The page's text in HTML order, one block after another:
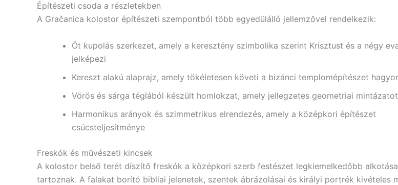
Építészeti csoda a részletekben
A Gračanica kolostor építészeti szempontból több egyedülálló jellemzővel rendelkezik:
Öt kupolás szerkezet, amely a keresztény szimbolika szerint Krisztust és a négy
jelképezi
Kereszt alakú alaprajz, amely tökéletesen követi a bizánci templomépítészet
Vörös és sárga téglából készült homlokzat, amely jellegzetes geometriai
Harmonikus arányok és szimmetrikus elrendezés, amely a középkori építészet
csúcsteljesítménye
Freskók és művészeti kincsek
A kolostor belső terét díszítő freskók a középkori szerb festészet legkiemelkedőbb
tartoznak. A falakat borító bibliai jelenetek, szentek ábrázolásai és királyi portrék kivételes